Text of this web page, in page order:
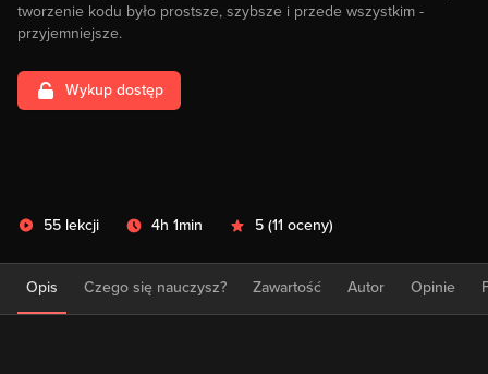
tworzenie kodu było prostsze, szybsze i przede wszystkim -
przyjemniejsze.
Wykup dostęp
55 lekcji 4h 1min 5 (11 oceny)
Opis Czego się nauczysz? Zawartość Autor Opinie